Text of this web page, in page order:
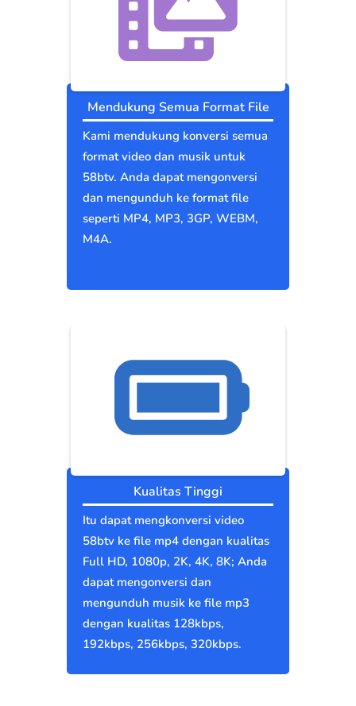
Mendukung Semua Format File
Kami mendukung konversi semua
format video dan musik untuk
58btv. Anda dapat mengonversi
dan mengunduh ke format file
seperti MP4, MP3, 3GP, WEBM,
M4A.
Kualitas Tinggi
Itu dapat mengkonversi video
58btv ke file mp4 dengan kualitas
Full HD, 1080p, 2K, 4K, 8K; Anda
dapat mengonversi dan
mengunduh musik ke file mp3
dengan kualitas 128kbps,
192kbps, 256kbps, 320kbps.